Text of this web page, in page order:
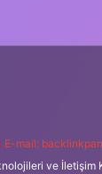
E-mail:
ve